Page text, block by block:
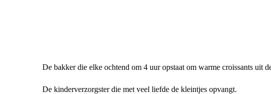
De bakker die elke ochtend om 4 uur opstaat om warme croissants uit
De kinderverzorgster die met veel liefde de kleintjes opvangt.